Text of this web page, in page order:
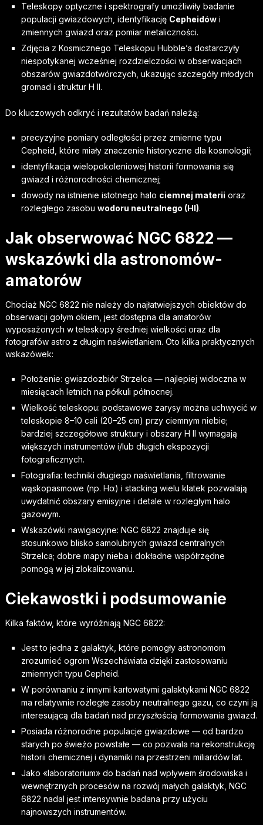
Teleskopy optyczne i spektrografy umożliwiły badanie
populacji gwiazdowych, identyfikację Cepheidówi
zmiennych gwiazd oraz pomiar metaliczności.
Zdjęcia z Kosmicznego Teleskopu Hubble’a dostarczyły
niespotykanej wcześniej rozdzielczości w obserwacjach
obszarów gwiazdotwórczych, ukazując szczegóły młodych
gromad i struktur H II.
Do kluczowych odkryć i rezultatów badań należą:
precyzyjne pomiary odległości przez zmienne typu
Cepheid, które miały znaczenie historyczne dla kosmologii;
identyfikacja wielopokoleniowej historii formowania się
gwiazd i różnorodności chemicznej;
dowody na istnienie istotnego halo ciemnej materii oraz
rozległego zasobu wodoru neutralnego (HI).
Jak obserwować NGC 6822 —
wskazówki dla astronomów-
amatorów
Chociaż NGC 6822 nie należy do najłatwiejszych obiektów do
obserwacji gołym okiem, jest dostępna dla amatorów
wyposażonych w teleskopy średniej wielkości oraz dla
fotografów astro z długim naświetlaniem. Oto kilka praktycznych
wskazówek:
Położenie: gwiazdozbiór Strzelca — najlepiej widoczna w
miesiącach letnich na półkuli północnej.
Wielkość teleskopu: podstawowe zarysy można uchwycić w
teleskopie 8–10 cali (20–25 cm) przy ciemnym niebie;
bardziej szczegółowe struktury i obszary H II wymagają
większych instrumentów i/lub długich ekspozycji
fotograficznych.
Fotografia: techniki długiego naświetlania, filtrowanie
wąskopasmowe (np. Hα) i stacking wielu klatek pozwalają
uwydatnić obszary emisyjne i detale w rozległym halo
gazowym.
Wskazówki nawigacyjne: NGC 6822 znajduje się
stosunkowo blisko samolubnych gwiazd centralnych
Strzelca; dobre mapy nieba i dokładne współrzędne
pomogą w jej zlokalizowaniu.
Ciekawostki i podsumowanie
Kilka faktów, które wyróżniają NGC 6822:
Jest to jedna z galaktyk, które pomogły astronomom
zrozumieć ogrom Wszechświata dzięki zastosowaniu
zmiennych typu Cepheid.
W porównaniu z innymi karłowatymi galaktykami NGC 6822
ma relatywnie rozległe zasoby neutralnego gazu, co czyni ją
interesującą dla badań nad przyszłością formowania gwiazd.
Posiada różnorodne populacje gwiazdowe — od bardzo
starych po świeżo powstałe — co pozwala na rekonstrukcję
historii chemicznej i dynamiki na przestrzeni miliardów lat.
Jako «laboratorium» do badań nad wpływem środowiska i
wewnętrznych procesów na rozwój małych galaktyk, NGC
6822 nadal jest intensywnie badana przy użyciu
najnowszych instrumentów.